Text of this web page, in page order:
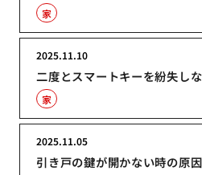
家
二度とスマートキーを紛失し
2025.11.10
家
引き戸の鍵が開かない時の原
2025.11.05